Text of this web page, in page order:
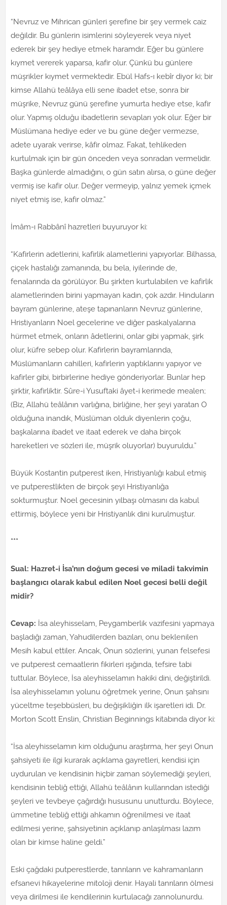
“Nevruz ve Mihrican günleri şerefine bir şey vermek caiz
değildir. Bu günlerin isimlerini söyleyerek veya niyet
ederek bir şey hediye etmek haramdır. Eğer bu günlere
kıymet vererek yaparsa, kafir olur. Çünkü bu günlere
müşrikler kıymet vermektedir. Ebül Hafs-ı kebîr diyor ki; bir
kimse Allahü teâlâya elli sene ibadet etse, sonra bir
müşrike, Nevruz günü şerefine yumurta hediye etse, kafir
olur. Yapmış olduğu ibadetlerin sevapları yok olur. Eğer bir
Müslümana hediye eder ve bu güne değer vermezse,
adete uyarak verirse, kâfir olmaz. Fakat, tehlikeden
kurtulmak için bir gün önceden veya sonradan vermelidir.
Başka günlerde almadığını, o gün satın alırsa, o güne değer
vermiş ise kafir olur. Değer vermeyip, yalnız yemek içmek
niyet etmiş ise, kafir olmaz.”
İmâm-ı Rabbânî hazretleri buyuruyor ki:
“Kafirlerin adetlerini, kafirlik alametlerini yapıyorlar. Bilhassa,
çiçek hastalığı zamanında, bu bela, iyilerinde de,
fenalarında da görülüyor. Bu şirkten kurtulabilen ve kafirlik
alametlerinden birini yapmayan kadın, çok azdır. Hinduların
bayram günlerine, ateşe tapınanların Nevruz günlerine,
Hristiyanların Noel gecelerine ve diğer paskalyalarına
hürmet etmek, onların âdetlerini, onlar gibi yapmak, şirk
olur, küfre sebep olur. Kafirlerin bayramlarında,
Müslümanların cahilleri, kafirlerin yaptıklarını yapıyor ve
kafirler gibi, birbirlerine hediye gönderiyorlar. Bunlar hep
şirktir, kafirliktir. Sûre-i Yusuftaki âyet-i kerimede mealen;
(Biz, Allahü teâlânın varlığına, birliğine, her şeyi yaratan O
olduğuna inandık, Müslüman olduk diyenlerin çoğu,
başkalarına ibadet ve itaat ederek ve daha birçok
hareketleri ve sözleri ile, müşrik oluyorlar) buyuruldu.”
Büyük Kostantin putperest iken, Hristiyanlığı kabul etmiş
ve putperestlikten de birçok şeyi Hristiyanlığa
sokturmuştur. Noel gecesinin yılbaşı olmasını da kabul
ettirmiş, böylece yeni bir Hristiyanlık dini kurulmuştur.
***
Sual: Hazret-i İsa’nın doğum gecesi ve miladi takvimin
başlangıcı olarak kabul edilen Noel gecesi belli değil
midir?
Cevap: İsa aleyhisselam, Peygamberlik vazifesini yapmaya
başladığı zaman, Yahudilerden bazıları, onu beklenilen
Mesih kabul ettiler. Ancak, Onun sözlerini, yunan felsefesi
ve putperest cemaatlerin fikirleri ışığında, tefsire tabi
tuttular. Böylece, İsa aleyhisselamın hakiki dini, değiştirildi.
İsa aleyhisselamın yolunu öğretmek yerine, Onun şahsını
yüceltme teşebbüsleri, bu değişikliğin ilk işaretleri idi. Dr.
Morton Scott Enslin, Christian Beginnings kitabında diyor ki:
“İsa aleyhisselamın kim olduğunu araştırma, her şeyi Onun
şahsiyeti ile ilgi kurarak açıklama gayretleri, kendisi için
uydurulan ve kendisinin hiçbir zaman söylemediği şeyleri,
kendisinin tebliğ ettiği, Allahü teâlânın kullarından istediği
şeyleri ve tevbeye çağırdığı hususunu unutturdu. Böylece,
ümmetine tebliğ ettiği ahkamın öğrenilmesi ve itaat
edilmesi yerine, şahsiyetinin açıklanıp anlaşılması lazım
olan bir kimse haline geldi.”
Eski çağdaki putperestlerde, tanrıların ve kahramanların
efsanevi hikayelerine mitoloji denir. Hayali tanrıların ölmesi
veya dirilmesi ile kendilerinin kurtulacağı zannolunurdu.